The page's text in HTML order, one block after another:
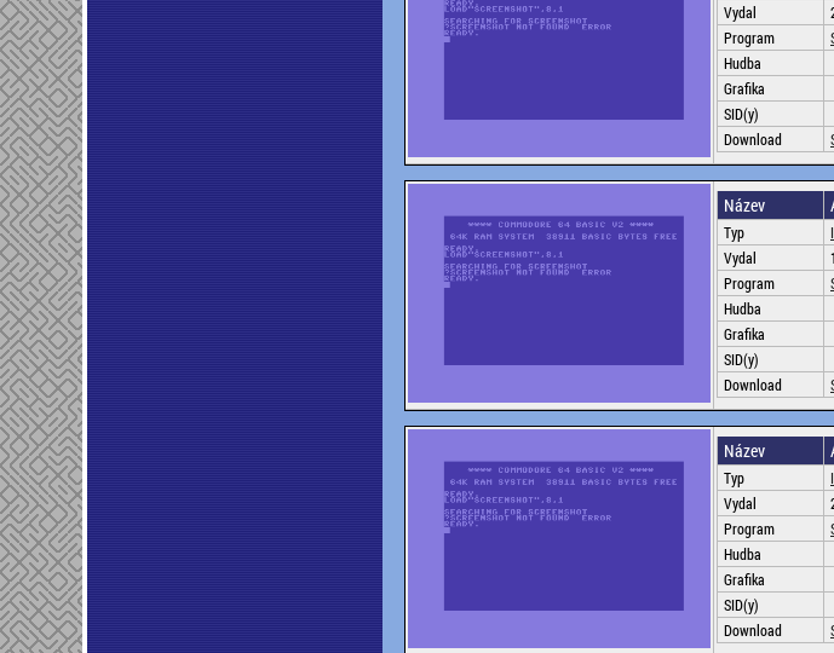
Vydal
Program
Hudba
Grafika
SID(y)
Download
Název
Typ
Vydal
Program
Hudba
Grafika
SID(y)
Download
Název
Typ
Vydal
Program
Hudba
Grafika
SID(y)
Download